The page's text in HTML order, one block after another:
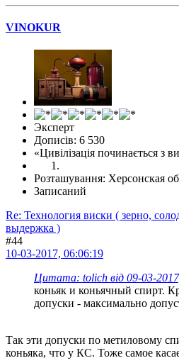
VINOKUR
Эксперт
Дописів: 6 530
«Цивілізація починається з
Розташування: Херсонская
Записаний
Re: Технология виски ( зерно,
выдержка )
#44
10-03-2017, 06:06:19
Цитата: tolich від 09-03-
коньяк и коньячный спирт.
допуски - максимально
Так эти допуски по метиловому
коньяка, что у КС. Тоже самое